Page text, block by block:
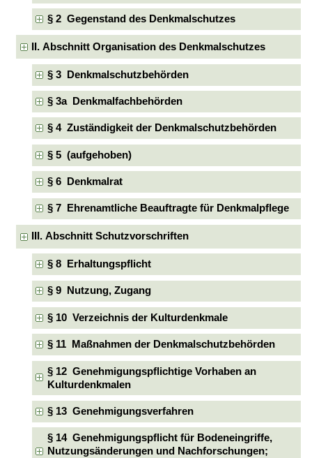
§ 2 Gegenstand des Denkmalschutzes
II. Abschnitt Organisation des Denkmalschutzes
§ 3 Denkmalschutzbehörden
§ 3a Denkmalfachbehörden
§ 4 Zuständigkeit der Denkmalschutzbehörden
§ 5 (aufgehoben)
§ 6 Denkmalrat
§ 7 Ehrenamtliche Beauftragte für Denkmalpflege
III. Abschnitt Schutzvorschriften
§ 8 Erhaltungspflicht
§ 9 Nutzung, Zugang
§ 10 Verzeichnis der Kulturdenkmale
§ 11 Maßnahmen der Denkmalschutzbehörden
§ 12 Genehmigungspflichtige Vorhaben an
Kulturdenkmalen
§ 13 Genehmigungsverfahren
§ 14 Genehmigungspflicht für Bodeneingriffe,
Nutzungsänderungen und Nachforschungen;